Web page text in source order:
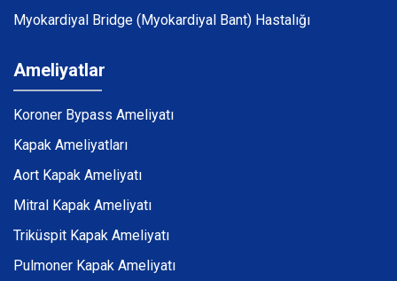
Myokardiyal Bridge (Myokardiyal Bant) Hastalığı
Ameliyatlar
Koroner Bypass Ameliyatı
Kapak Ameliyatları
Aort Kapak Ameliyatı
Mitral Kapak Ameliyatı
Triküspit Kapak Ameliyatı
Pulmoner Kapak Ameliyatı